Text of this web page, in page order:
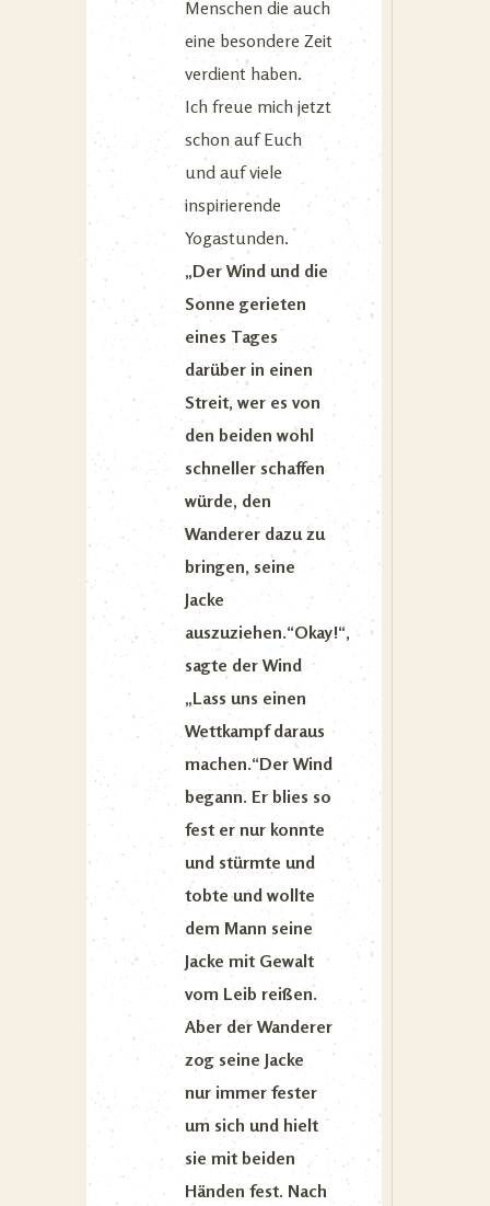
Menschen die auch
eine besondere Zeit
verdient haben.
Ich freue mich jetzt
schon auf Euch
und auf viele
inspirierende
Yogastunden.
„Der Wind und die
Sonne gerieten
eines Tages
darüber in einen
Streit, wer es von
den beiden wohl
schneller schaffen
würde, den
Wanderer dazu zu
bringen, seine
Jacke
auszuziehen.“Okay!“,
sagte der Wind
„Lass uns einen
Wettkampf daraus
machen.“Der Wind
begann. Er blies so
fest er nur konnte
und stürmte und
tobte und wollte
dem Mann seine
Jacke mit Gewalt
vom Leib reißen.
Aber der Wanderer
zog seine Jacke
nur immer fester
um sich und hielt
sie mit beiden
Händen fest. Nach